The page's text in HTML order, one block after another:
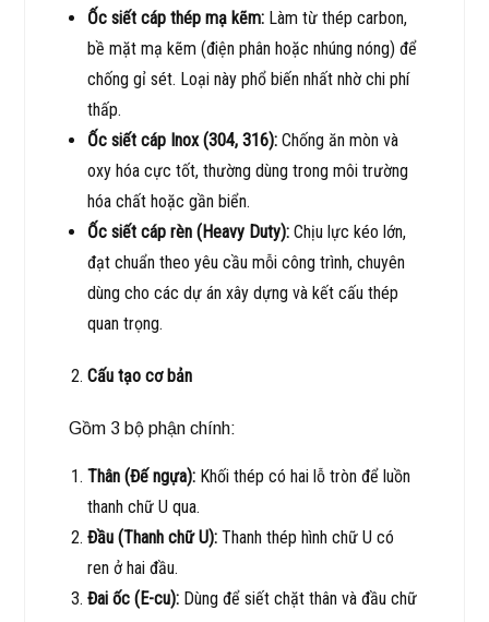
Ốc siết cáp thép mạ kẽm: Làm từ thép carbon,
bề mặt mạ kẽm (điện phân hoặc nhúng nóng) để
chống gỉ sét. Loại này phổ biến nhất nhờ chi phí
thấp.
Ốc siết cáp Inox (304, 316): Chống ăn mòn và
oxy hóa cực tốt, thường dùng trong môi trường
hóa chất hoặc gần biển.
Ốc siết cáp rèn (Heavy Duty): Chịu lực kéo lớn,
đạt chuẩn theo yêu cầu mỗi công trình, chuyên
dùng cho các dự án xây dựng và kết cấu thép
quan trọng.
Cấu tạo cơ bản
Gồm 3 bộ phận chính:
Thân (Đế ngựa): Khối thép có hai lỗ tròn để luồn
thanh chữ U qua.
Đầu (Thanh chữ U): Thanh thép hình chữ U có
ren ở hai đầu.
Đai ốc (E-cu): Dùng để siết chặt thân và đầu chữ